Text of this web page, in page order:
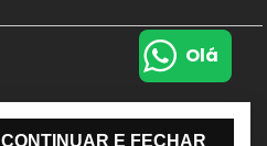
Olá
CONTINUAR E FECHAR